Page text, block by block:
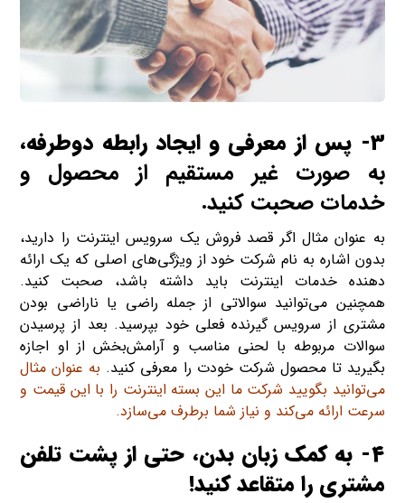
3- پس از معرفی و ایجاد رابطه دوطرفه،
به صورت غیر مستقیم از محصول و
خدمات صحبت کنید.
به عنوان مثال اگر قصد فروش یک سرویس اینترنت را دارید،
بدون اشاره به نام شرکت خود از ویژگی‌های اصلی که یک ارائه
دهنده خدمات اینترنت باید داشته باشد، صحبت کنید.
همچنین می‌توانید سوالاتی از جمله راضی یا ناراضی بودن
مشتری از سرویس گیرنده فعلی خود بپرسید. بعد از پرسیدن
سوالات مربوطه با لحنی مناسب و آرامش‌بخش از او اجازه
بگیرید تا محصول شرکت خودت را معرفی کنید. به عنوان مثال
می‌توانید بگویید شرکت ما این بسته اینترنت را با این قیمت و
سرعت ارائه می‌کند و نیاز شما برطرف می‌سازد.
4- به کمک زبان بدن، حتی از پشت تلفن
مشتری را متقاعد کنید!